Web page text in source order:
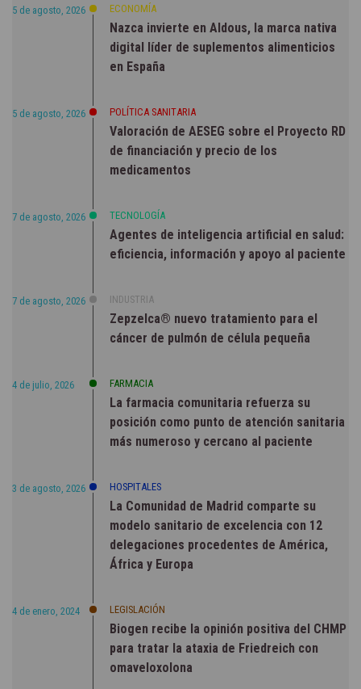
5 de agosto, 2026 ECONOMÍA
Nazca invierte en Aldous, la marca nativa
digital líder de suplementos alimenticios
en España
5 de agosto, 2026 POLÍTICA SANITARIA
Valoración de AESEG sobre el Proyecto RD
de financiación y precio de los
medicamentos
7 de agosto, 2026 TECNOLOGÍA
Agentes de inteligencia artificial en salud:
eficiencia, información y apoyo al paciente
7 de agosto, 2026 INDUSTRIA
Zepzelca® nuevo tratamiento para el
cáncer de pulmón de célula pequeña
4 de julio, 2026 FARMACIA
La farmacia comunitaria refuerza su
posición como punto de atención sanitaria
más numeroso y cercano al paciente
3 de agosto, 2026 HOSPITALES
La Comunidad de Madrid comparte su
modelo sanitario de excelencia con 12
delegaciones procedentes de América,
África y Europa
4 de enero, 2024 LEGISLACIÓN
Biogen recibe la opinión positiva del CHMP
para tratar la ataxia de Friedreich con
omaveloxolona